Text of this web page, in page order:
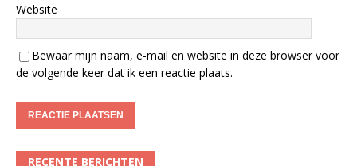
Website
Bewaar mijn naam, e-mail en website in deze browser voor
de volgende keer dat ik een reactie plaats.
RECENTE BERICHTEN